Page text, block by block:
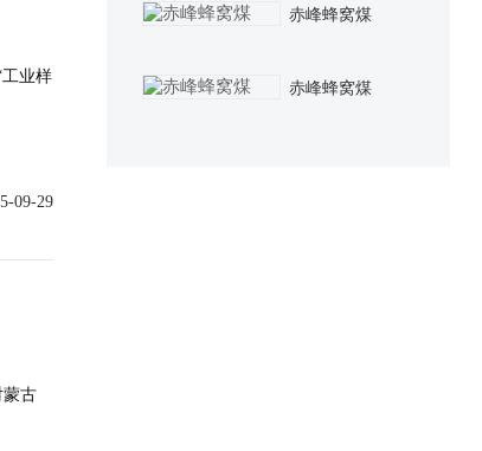
业样
09-29
蒙古
赤峰蜂窝煤
赤峰蜂窝煤